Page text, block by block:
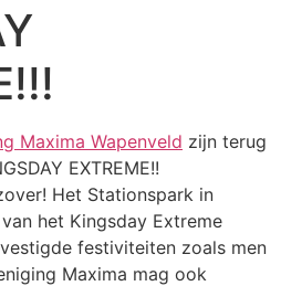
Maxima Wapenveld zijn terug
EXTREME!!
Het Stationspark in
het Kingsday Extreme
festiviteiten zoals men
Maxima mag ook